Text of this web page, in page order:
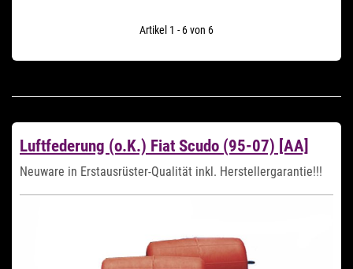
Artikel 1 - 6 von 6
Luftfederung (o.K.) Fiat Scudo (95-07) [AA]
Neuware in Erstausrüster-Qualität inkl. Herstellergarantie!!!